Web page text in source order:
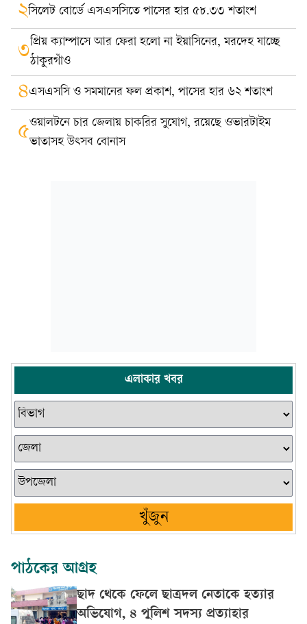
২সিলেট বোর্ডে এসএসসিতে পাসের হার ৫৮.৩৩ শতাংশ
৩প্রিয় ক্যাম্পাসে আর ফেরা হলো না ইয়াসিনের, মরদেহ যাচ্ছে
ঠাকুরগাঁও
৪এসএসসি ও সমমানের ফল প্রকাশ, পাসের হার ৬২ শতাংশ
৫ওয়ালটনে চার জেলায় চাকরির সুযোগ, রয়েছে ওভারটাইম
ভাতাসহ উৎসব বোনাস
এলাকার খবর
খুঁজুন
পাঠকের আগ্রহ
ছাদ থেকে ফেলে ছাত্রদল নেতাকে হত্যার
অভিযোগ, ৪ পুলিশ সদস্য প্রত্যাহার